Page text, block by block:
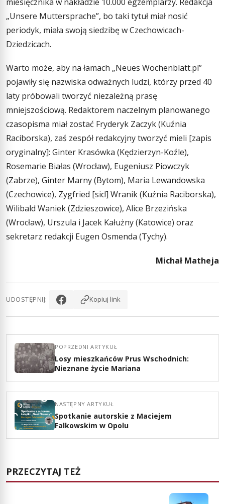
„Unsere Muttersprache”, bo taki tytuł miał nosić
periodyk, miała swoją siedzibę w Czechowicach-
Dziedzicach.
Warto może, aby na łamach „Neues Wochenblatt.pl”
pojawiły się nazwiska odważnych ludzi, którzy przed 40
laty próbowali tworzyć niezależną prasę
mniejszościową. Redaktorem naczelnym planowanego
czasopisma miał zostać Fryderyk Zaczyk (Kuźnia
Raciborska), zaś zespół redakcyjny tworzyć mieli [zapis
oryginalny]: Ginter Krasówka (Kędzierzyn-Koźle),
Rosemarie Białas (Wrocław), Eugeniusz Piowczyk
(Zabrze), Ginter Marny (Bytom), Maria Lewandowska
(Czechowice), Zygfried [sic!] Wranik (Kuźnia Raciborska),
Wilibald Waniek (Zdzieszowice), Alice Brzezińska
(Wrocław), Urszula i Jacek Kałużny (Katowice) oraz
sekretarz redakcji Eugen Osmenda (Tychy).
Michał Matheja
UDOSTĘPNIJ: Kopiuj link
POPRZEDNI ARTYKUŁ
Losy mieszkańców Prus Wschodnich:
Nieznane życie Mariana
NASTĘPNY ARTYKUŁ
Spotkanie autorskie z Maciejem
Falkowskim w Opolu
PRZECZYTAJ TEŻ